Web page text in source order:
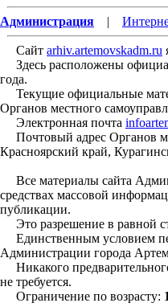
Администрация |
Сайт arhiv.artemovskadm.ru
Здесь расположены
года.
Текущие официальные
Органов местного
Электронная почта
Почтовый адрес Органов
Красноярский край,
Все материалы сайта
средствах массовой
публикации.
Это разрешение в равной
Единственным условием
Администрации города
Никакого
не требуется.
Ограничение по возрасту: